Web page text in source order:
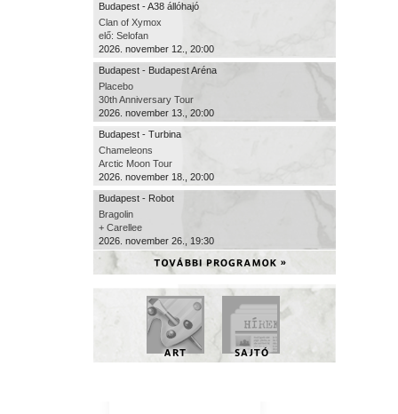
Budapest - A38 állóhajó
Clan of Xymox
elő: Selofan
2026. november 12., 20:00
Budapest - Budapest Aréna
Placebo
30th Anniversary Tour
2026. november 13., 20:00
Budapest - Turbina
Chameleons
Arctic Moon Tour
2026. november 18., 20:00
Budapest - Robot
Bragolin
+ Carellee
2026. november 26., 19:30